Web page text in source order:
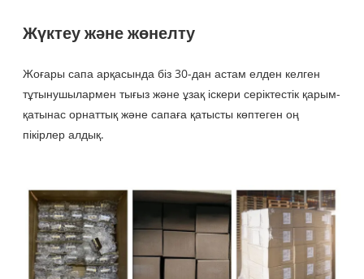
Жүктеу және жөнелту
Жоғары сапа арқасында біз 30-дан астам елден келген
тұтынушылармен тығыз және ұзақ іскери серіктестік қарым-
қатынас орнаттық және сапаға қатысты көптеген оң
пікірлер алдық.